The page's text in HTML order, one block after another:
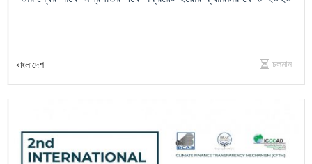
বাংলাদেশ চলমান